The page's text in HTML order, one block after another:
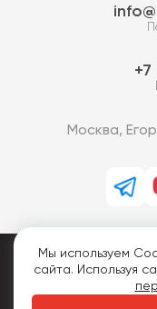
7
Москва,
PRO-
Мы используем
сайта. Используя